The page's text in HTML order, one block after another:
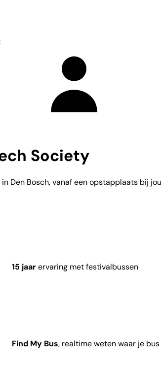
Society
Den Bosch, vanaf een opstapplaats bij
15 jaarervaring met festivalbussen
Find My Bus, realtime weten waar je